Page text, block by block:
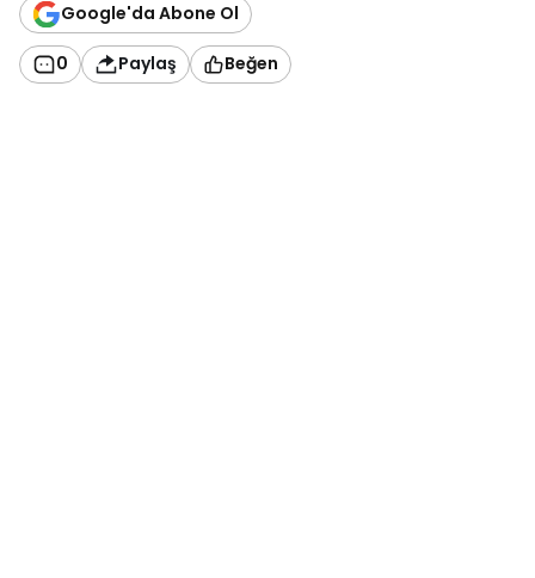
Google'da Abone Ol
0 Paylaş Beğen